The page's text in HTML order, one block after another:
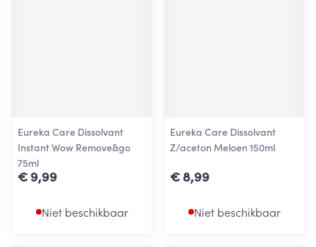
Eureka Care Dissolvant
Instant Wow Remove&go
75ml
€ 9,99
Niet beschikbaar
Eureka Care Dissolvant
Z/aceton Meloen 150ml
€ 8,99
Niet beschikbaar